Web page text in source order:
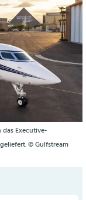
Executive-
© Gulfstream